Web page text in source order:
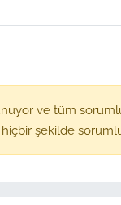
ve tüm
hiçbir şekilde